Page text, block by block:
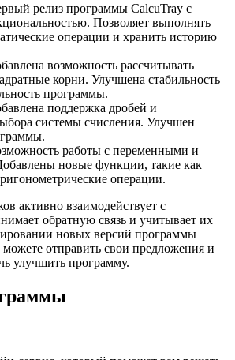
релиз программы CalcuTray с
Позволяет выполнять
операции и хранить историю
возможность рассчитывать
корни. Улучшена стабильность
программы.
поддержка дробей и
системы счисления. Улучшен
работы с переменными и
новые функции, такие как
операции.
активно взаимодействует с
обратную связь и учитывает их
новых версий программы
отправить свои предложения и
улучшить программу.